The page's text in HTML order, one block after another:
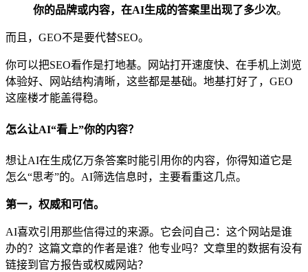
你的品牌或内容，在AI生成的答案里出现了多少次。
而且，GEO不是要代替SEO。
你可以把SEO看作是打地基。网站打开速度快、在手机上浏览
体验好、网站结构清晰，这些都是基础。地基打好了，GEO
这座楼才能盖得稳。
怎么让AI“看上”你的内容？
想让AI在生成亿万条答案时能引用你的内容，你得知道它是
怎么“思考”的。AI筛选信息时，主要看重这几点。
第一，权威和可信。
AI喜欢引用那些信得过的来源。它会问自己：这个网站是谁
办的？这篇文章的作者是谁？他专业吗？文章里的数据有没有
链接到官方报告或权威网站？